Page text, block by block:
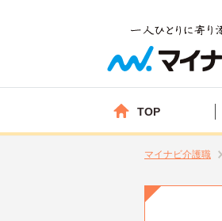
TOP
マイナビ介護職